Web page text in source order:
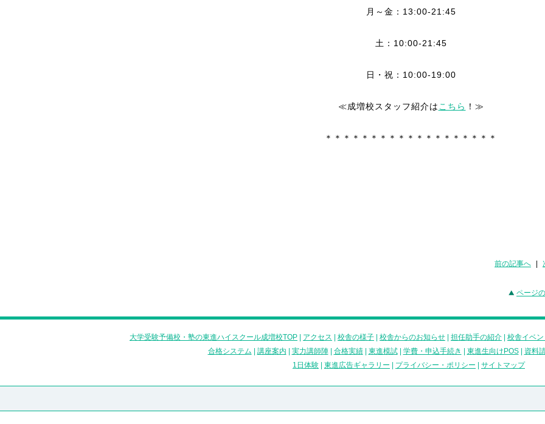
月～金：13:00-21:45
土：10:00-21:45
日・祝：10:00-19:00
≪成増校スタッフ紹介は こちら ！≫
＊＊＊＊＊＊＊＊＊＊＊＊＊＊＊＊＊＊＊
前の記事へ
ページ
大学受験予備校・塾の東進ハイスクール成増校TOP アクセス 校舎の様子 校舎からのお知らせ 担任助手の紹介 校舎イベ
合格システム
講座案内 実力講師陣| 合格実績| 東進模試| 学費・申込手続き 東進生向けPOS| 資料
1日体験
東進広告ギャラリー プライバシー・ポリシー サイトマップ